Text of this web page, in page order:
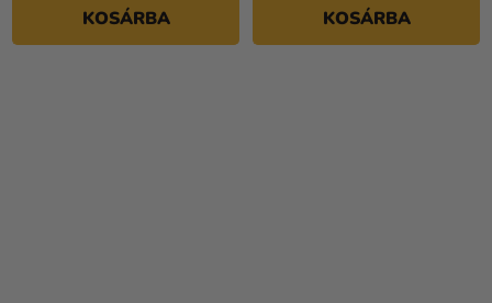
KOSÁRBA KOSÁRBA